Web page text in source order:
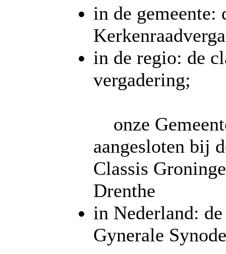
in de gemeente:
in de regio: de
onze
aangesloten bij
Classis
Drenthe
in Nederland: de
Gynerale Synode